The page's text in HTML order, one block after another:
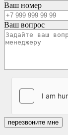
Ваш номер
Ваш вопрос
перезвоните мне